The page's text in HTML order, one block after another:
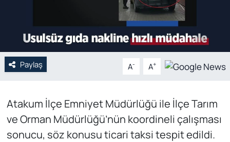
Paylaş A- A+
Atakum İlçe Emniyet Müdürlüğü ile İlçe Tarım
ve Orman Müdürlüğü’nün koordineli çalışması
sonucu, söz konusu ticari taksi tespit edildi.
POLİTİKA
Siyaset
Web Tv
Yerel